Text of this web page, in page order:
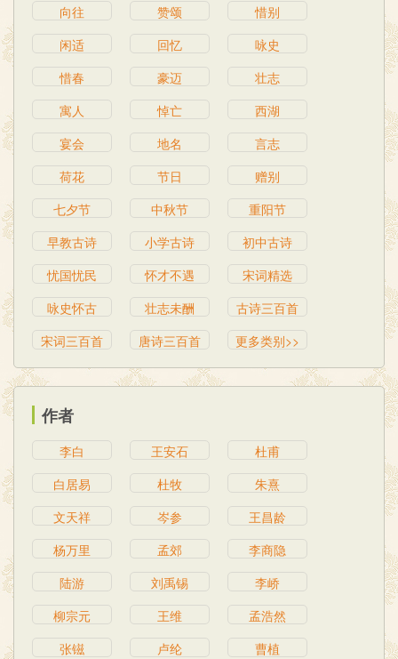
向往
赞颂
惜别
闲适
回忆
咏史
惜春
豪迈
壮志
寓人
悼亡
西湖
宴会
地名
言志
荷花
节日
赠别
七夕节
中秋节
重阳节
早教古诗
小学古诗
初中古诗
忧国忧民
怀才不遇
宋词精选
咏史怀古
壮志未酬
古诗三百首
宋词三百首
唐诗三百首 更多类别>>
作者
李白 王安石
杜甫
白居易
杜牧
朱熹
文天祥
岑参
王昌龄
杨万里
孟郊
李商隐
陆游
刘禹锡
李峤
柳宗元
王维
孟浩然
张镃
卢纶
曹植